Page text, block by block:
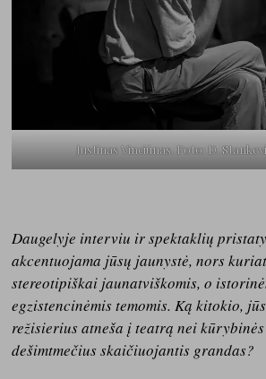
Justinas Vinciūnas. Foto: D.
Daugelyje interviu ir spektaklių
akcentuojama jūsų jaunystė, nors
stereotipiškai jaunatviškomis, o
egzistencinėmis temomis. Ką kitokio,
režisierius atneša į teatrą nei
dešimtmečius skaičiuojantis grandas?